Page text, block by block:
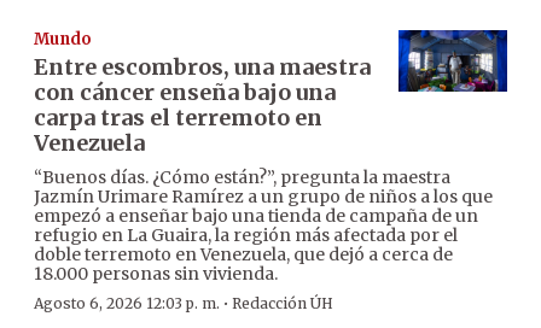
Mundo
Entre escombros, una maestra
con cáncer enseña bajo una
carpa tras el terremoto en
Venezuela
“Buenos días. ¿Cómo están?”, pregunta la maestra
Jazmín Urimare Ramírez a un grupo de niños a los que
empezó a enseñar bajo una tienda de campaña de un
refugio en La Guaira, la región más afectada por el
doble terremoto en Venezuela, que dejó a cerca de
18.000 personas sin vivienda.
Agosto 6, 2026 12:03 p. m. · Redacción ÚH